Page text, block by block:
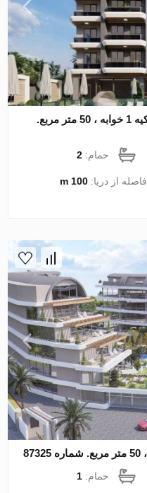
آپارتمان در Kargicak، Alanya ، ترکیه 1 خوابه ، 50 متر مربع.
حمام:2
فاصله از دریا:100 m
حمام:1